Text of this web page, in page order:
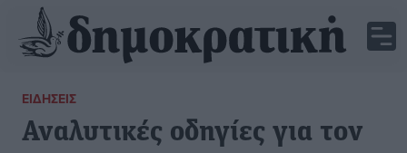
ΕΙΔΉΣΕΙΣ
Αναλυτικές οδηγίες για τον